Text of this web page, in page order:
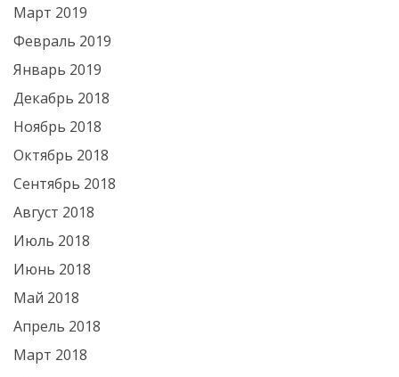
Март 2019
Февраль 2019
Январь 2019
Декабрь 2018
Ноябрь 2018
Октябрь 2018
Сентябрь 2018
Август 2018
Июль 2018
Июнь 2018
Май 2018
Апрель 2018
Март 2018